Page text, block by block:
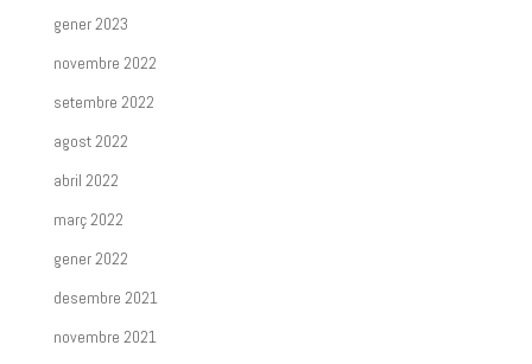
gener 2023
novembre 2022
setembre 2022
agost 2022
abril 2022
març 2022
gener 2022
desembre 2021
novembre 2021